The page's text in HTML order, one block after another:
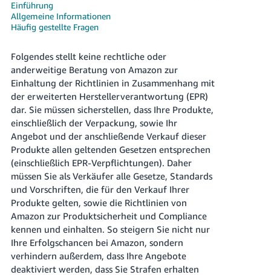
Deutsch
Türk
- TR
- DE
Español
- ES
Français
- FR
Italiano
- IT
日
本
語
-
JP
Anmelden
Registrieren
Einführung
Allgemeine Informationen
Häufig gestellte Fragen
Folgendes stellt keine rechtliche oder
anderweitige Beratung von Amazon zur
Einhaltung der Richtlinien in Zusammenhang mit
der erweiterten Herstellerverantwortung (EPR)
dar. Sie müssen sicherstellen, dass Ihre Produkte,
einschließlich der Verpackung, sowie Ihr
Angebot und der anschließende Verkauf dieser
Produkte allen geltenden Gesetzen entsprechen
(einschließlich EPR-Verpflichtungen). Daher
müssen Sie als Verkäufer alle Gesetze, Standards
und Vorschriften, die für den Verkauf Ihrer
Produkte gelten, sowie die Richtlinien von
Amazon zur Produktsicherheit und Compliance
kennen und einhalten. So steigern Sie nicht nur
Ihre Erfolgschancen bei Amazon, sondern
verhindern außerdem, dass Ihre Angebote
deaktiviert werden, dass Sie Strafen erhalten